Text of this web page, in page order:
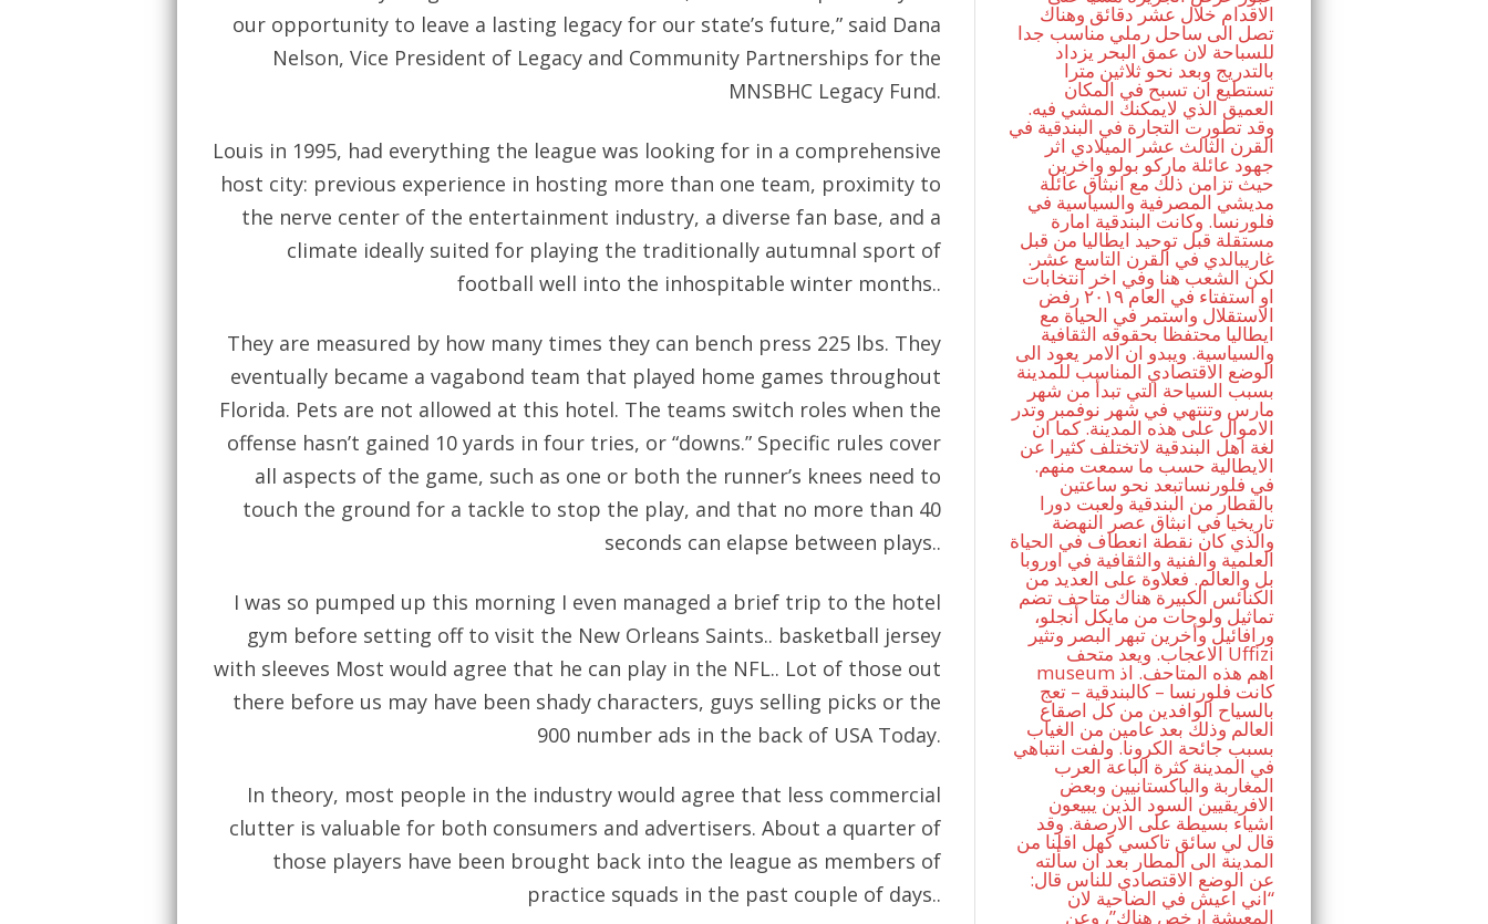
our opportunity to leave a lasting legacy for our state’s future,” said Dana
Nelson, Vice President of Legacy and Community Partnerships for the
MNSBHC Legacy Fund.
Louis in 1995, had everything the league was looking for in a comprehensive
host city: previous experience in hosting more than one team, proximity to
the nerve center of the entertainment industry, a diverse fan base, and a
climate ideally suited for playing the traditionally autumnal sport of
football well into the inhospitable winter months..
They are measured by how many times they can bench press 225 lbs. They
eventually became a vagabond team that played home games throughout
Florida. Pets are not allowed at this hotel. The teams switch roles when the
offense hasn’t gained 10 yards in four tries, or “downs.” Specific rules cover
all aspects of the game, such as one or both the runner’s knees need to
touch the ground for a tackle to stop the play, and that no more than 40
seconds can elapse between plays..
I was so pumped up this morning I even managed a brief trip to the hotel
gym before setting off to visit the New Orleans Saints.. basketball jersey
with sleeves Most would agree that he can play in the NFL.. Lot of those out
there before us may have been shady characters, guys selling picks or the
900 number ads in the back of USA Today.
In theory, most people in the industry would agree that less commercial
clutter is valuable for both consumers and advertisers. About a quarter of
those players have been brought back into the league as members of
practice squads in the past couple of days..
الاقدام خلال عشر دقائق وهناك
تصل الى ساحل رملي مناسب جدا
للسباحة لان عمق البحر يزداد
بالتدريج وبعد نحو ثلاثين مترا
تستطيع ان تسبح في المكان
العميق الذي لايمكنك المشي فيه.
وقد تطورت التجارة في البندقية في
القرن الثالث عشر الميلادي اثر
جهود عائلة ماركو بولو واخرين
حيث تزامن ذلك مع انبثاق عائلة
مديشي المصرفية والسياسية في
فلورنسا. وكانت البندقية امارة
مستقلة قبل توحيد ايطاليا من قبل
غاريبالدي في القرن التاسع عشر.
لكن الشعب هنا وفي اخر انتخابات
او استفتاء في العام ٢٠١٩ رفض
الاستقلال واستمر في الحياة مع
ايطاليا محتفظا بحقوقه الثقافية
والسياسية. ويبدو ان الامر يعود الى
الوضع الاقتصادي المناسب للمدينة
بسبب السياحة التي تبدأ من شهر
مارس وتنتهي في شهر نوفمبر وتدر
الاموال على هذه المدينة. كما ان
لغة اهل البندقية لاتختلف كثيرا عن
الايطالية حسب ما سمعت منهم.
في فلورنساتبعد نحو ساعتين
بالقطار من البندقية ولعبت دورا
تاريخيا في انبثاق عصر النهضة
والذي كان نقطة انعطاف في الحياة
العلمية والفنية والثقافية في اوروبا
بل والعالم. فعلاوة على العديد من
الكنائس الكبيرة هناك متاحف تضم
تماثيل ولوحات من مايكل أنجلو،
ورافائيل وأخرين تبهر البصر وتثير
الاعجاب. ويعد متحف Uffizi
museum اهم هذه المتاحف. اذ
كانت فلورنسا – كالبندقية – تعج
بالسياح الوافدين من كل اصقاع
العالم وذلك بعد عامين من الغياب
بسبب جائحة الكرونا. ولفت انتباهي
في المدينة كثرة الباعة العرب
المغاربة والباكستانيين وبعض
الافريقيين السود الذين يبيعون
اشياء بسيطة على الارصفة. وقد
قال لي سائق تاكسي كهل اقلنا من
المدينة الى المطار بعد ان سألته
عن الوضع الاقتصادي للناس قال:
“اني اعيش في الضاحية لان
المعيشة ارخص هناك”، وعن